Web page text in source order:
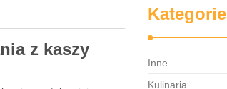
z kaszy
Kategorie
Inne
Kulinaria